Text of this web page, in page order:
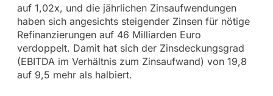
auf 1,02x, und die jährlichen Zinsaufwendungen
haben sich angesichts steigender Zinsen für nötige
Refinanzierungen auf 46 Milliarden Euro
verdoppelt. Damit hat sich der Zinsdeckungsgrad
(EBITDA im Verhältnis zum Zinsaufwand) von 19,8
auf 9,5 mehr als halbiert.